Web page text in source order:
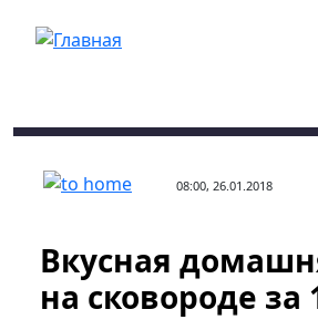
08:00, 26.01.2018
Вкусная
на сковороде за